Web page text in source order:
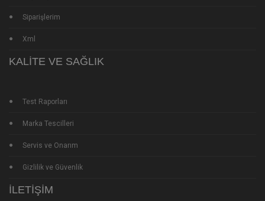
Siparişlerim
Xml
KALITE VE SAĞLIK
Test Raporları
Marka Tescilleri
Servis ve Onarım
Gizlilik ve Güvenlik
İLETIŞIM